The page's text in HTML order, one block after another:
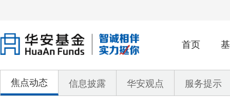
首页
焦点动态 信息披露 华安观点 服务提示